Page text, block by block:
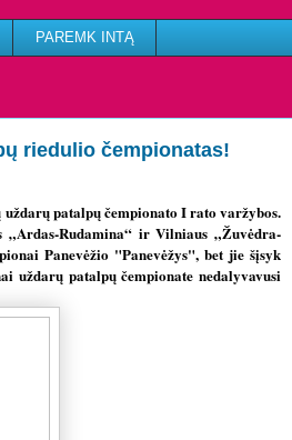
PAREMK INTĄ
riedulio čempionatas!
patalpų čempionato I rato varžybos.
„Ardas-Rudamina“ ir Vilniaus „Žuvėdra-
Panevėžio "Panevėžys", bet jie šįsyk
uždarų patalpų čempionate nedalyvavusi